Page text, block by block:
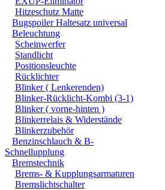
Hitzeschutz Matte
Bugspoiler Haltesatz universal
Beleuchtung
Scheinwerfer
Standlicht
Positionsleuchte
Rücklichter
Blinker ( Lenkerenden)
Blinker-Rücklicht-Kombi (3-1)
Blinker ( vorne-hinten )
Blinkerrelais & Widerstände
Blinkerzubehör
Benzinschlauch & B-
Schnellupplung
Bremstechnik
Brems- & Kupplungsarmaturen
Bremslichtschalter